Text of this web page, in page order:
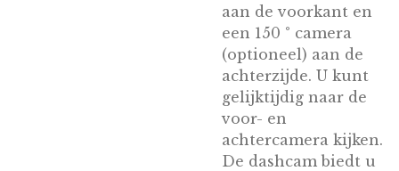
aan de voorkant en
een 150 ° camera
(optioneel) aan de
achterzijde. U kunt
gelijktijdig naar de
voor- en
achtercamera kijken.
De dashcam biedt u